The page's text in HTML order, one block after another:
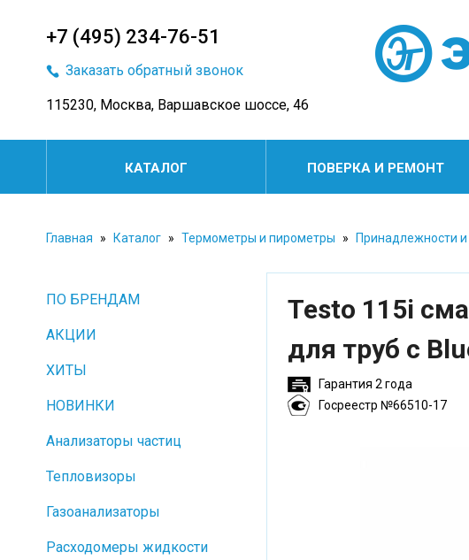
+7 (495) 234-76-51
Заказать обратный звонок
115230, Москва, Варшавское шоссе, 46
КАТАЛОГ ПОВЕРКА И РЕМОНТ
Главная » Каталог » Термометры и пирометры » Принадлежности
Testo 115i
для труб с
Гарантия 2 года
Госреестр №66510-17
ПО БРЕНДАМ
АКЦИИ
ХИТЫ
НОВИНКИ
Анализаторы частиц
Тепловизоры
Газоанализаторы
Расходомеры жидкости